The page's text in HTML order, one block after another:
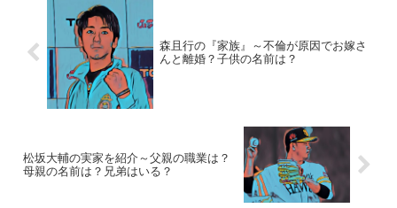
森且行の『家族』～不倫が原因でお嫁さ
んと離婚？子供の名前は？
松坂大輔の実家を紹介～父親の職業は？
母親の名前は？兄弟はいる？